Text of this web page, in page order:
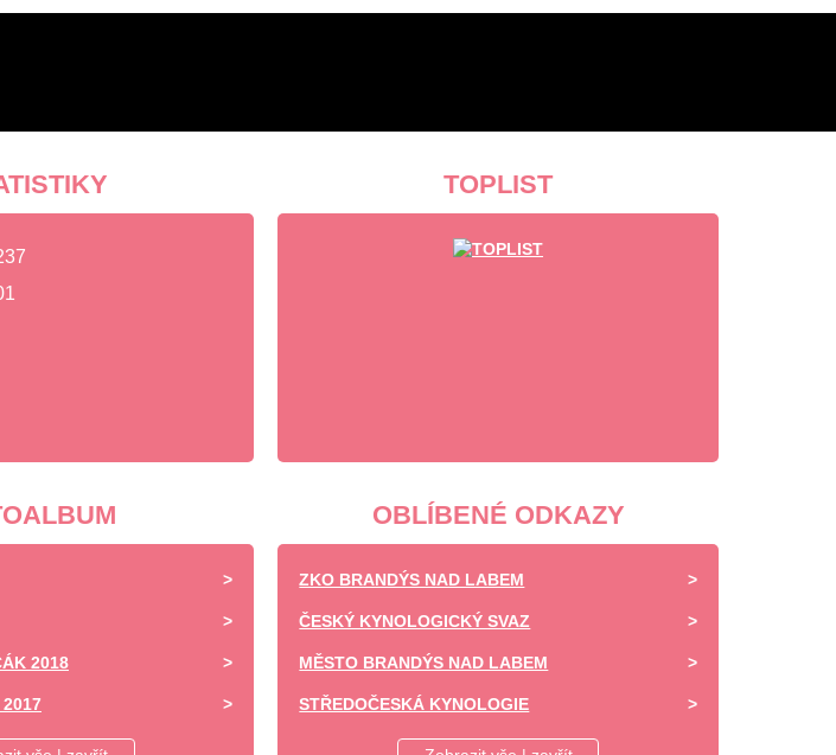
TOPLIST
2018
2017
-UKÁZKA VÝCVIKU
OBLÍBENÉ ODKAZY
ZKO BRANDÝS NAD LABEM
ČESKÝ KYNOLOGICKÝ SVAZ
MĚSTO BRANDÝS NAD LABEM
STŘEDOČESKÁ KYNOLOGIE
DAISY OF HIGHLAND - CHOVATELSKÁ STANICE -